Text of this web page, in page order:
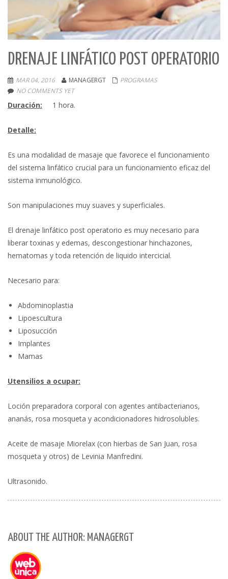
DRENAJE LINFÁTICO POST OPERATORIO
MAR 04, 2016 MANAGERGT
PROGRAMAS
NO COMMENTS YET
Duración: 1 hora.
Detalle:
Es una modalidad de masaje que favorece el funcionamiento
del sistema linfático crucial para un funcionamiento eficaz del
sistema inmunológico.
Son manipulaciones muy suaves y superficiales.
El drenaje linfático post operatorio es muy necesario para
liberar toxinas y edemas, descongestionar hinchazones,
hematomas y toda retención de liquido intercicial.
Necesario para:
Abdominoplastia
Lipoescultura
Liposucción
Implantes
Mamas
Utensilios a ocupar:
Loción preparadora corporal con agentes antibacterianos,
ananás, rosa mosqueta y acondicionadores hidrosolubles.
Aceite de masaje Miorelax (con hierbas de San Juan, rosa
mosqueta y otros) de Levinia Manfredini.
Ultrasonido.
ABOUT THE AUTHOR: MANAGERGT